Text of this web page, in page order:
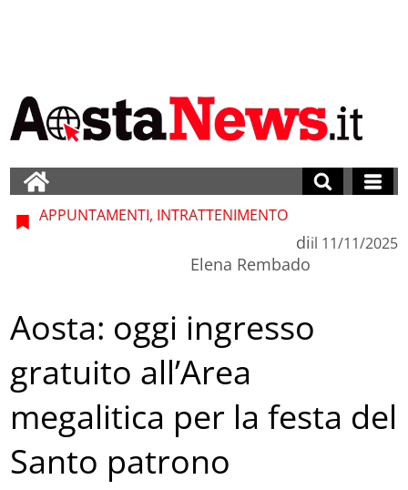
APPUNTAMENTI, INTRATTENIMENTO
di
Elena Rembado
il 11/11/2025
Aosta: oggi ingresso
gratuito all’Area
megalitica per la festa del
Santo patrono